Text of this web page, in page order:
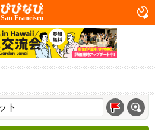
San Francisco